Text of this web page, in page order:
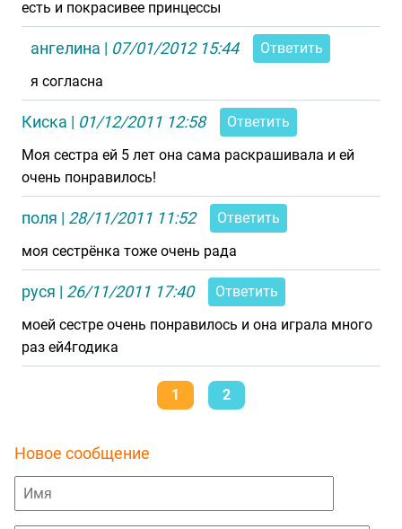
есть и покрасивее принцессы
ангелина | 07/01/2012 15:44
Ответить
я согласна
Киска | 01/12/2011 12:58
Ответить
Моя сестра ей 5 лет она сама раскрашивала и ей
очень понравилось!
поля | 28/11/2011 11:52
Ответить
моя сестрёнка тоже очень рада
руся | 26/11/2011 17:40
Ответить
моей сестре очень понравилось и она играла много
раз ей4годика
1 2
Новое сообщение